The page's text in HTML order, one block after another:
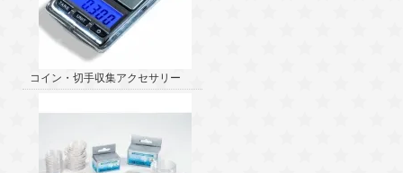
コイン・切手収集アクセサリー